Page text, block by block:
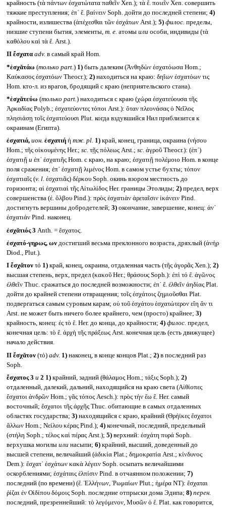
крайность (τὰ πάντων ἐσχατώτατα παθεῖν Xen.); τὰ ἔ. ποιεῖν Xen. совершить
тяжкие преступления; ἐπ᾽ ἔ. βαίνειν Soph. дойти до последней степени; 4)
крайности, излишества (ἀπέχεσθαι τῶν ἐσχάτων Arst.); 5) филос. пределы,
низшие ступени бытия, элементы, т. е. атомы или особи, индивиды (τὰ
καθόλου καὶ τὰ ἔ. Arst.).
II ἔσχατα adv. в самый край Hom.
*ἐσχᾰτάω (только part. ) 1)быть далеким (Ἀνθηδὼν ἐσχατόωσα Hom.;
Καύκασος ἐσχατόων Theocr.); 2)находиться на краю: δηΐων ἐσχατόων τις
Hom. кто-л. из врагов, бродящий с краю (неприятельского стана).
*ἐσχᾰτεύω (только part.) находиться с краю (χώρα ἐσχατεύουσα τῆς
Ἀρκαδίας Polyb.; ἐσχατεύοντες τόποι Arst.): ὅταν πλεονάσας ὁ Νεῖλος
πλησιάσῃ τοῖς ἐσχατεύουσι Plut. когда вздувшийся Нил приблизится к
окраинам (Египта).
ἐσχατιά, ион. ἐσχατιή ἡ тж. pl. 1)край, конец, граница, окраина (νήσου
Hom.; τῆς οἰκουμένης Her.; sc. τῇς πόλεως Arst.; sc. ἀγροῦ Theocr.): (ἐπ᾽)
ἐσχατιῇ и ἐπ᾽ ἐσχατιῆς Hom. с краю, на краю; ἐσχατιῇ πολέμοιο Hom. в конце
поля сражения; ἐπ᾽ ἐσχατιῇ λιμένος Hom. в самом устье бухты; τόπον
ἐσχατιαῖς (v. l. ἐσχατιᾶς) δέρκου Soph. окинь взором местность до
горизонта; αἱ ἐσχατιαὶ τῆς Αἰτωλίδος Her. границы Этолиды; 2)предел, верх
совершенства (ἐ. ὄλβου Pind.): πρὸς ἐσχατιὰν ἀρεταῖσιν ἱκάνειν Pind.
достигнуть вершины добродетелей; 3)окончание, завершение, конец: ἀν᾽
ἐσχατιάν Pind. наконец.
ἐσχᾰτιός 3 Anth. = ἔσχατος.
ἐσχατό-γηρως, ωνдостигший весьма преклонного возраста, дряхлый (ἀνήρ
Diod., Plut.).
I ἔσχᾰτον τό 1)край, конец, окраина, отдаленная часть (τῆς ἀγορᾶς Xen.); 2)
высшая степень, верх, предел (κακοῦ Her.; θράσους Soph.): ἐπὶ τό ἔ. ἀγῶνος
ἐλθεῖν Thuc. сражаться до последней возможности; ἐπ᾽ ἔ. ἐλθεῖν ἀηδίας Plat.
дойти до крайней степени отвращения; τοῖς ἐσχάτοις ζημιοῦσθαι Plat.
подвергаться самым суровым карам; οὐ τοῦ ἐσχάτου ἐσχατώτερον εἴη ἄν τι
Arst. не может быть ничего более крайнего, чем (просто) крайнее; 3)
крайность, конец: ἐς τὸ ἔ. Her. до конца, до крайности; 4) филос. предел,
конечная цель: τὸ ἔ. ἀρχὴ τῆς πράξεως Arst. конечная цель (есть движущее)
начало действия.
II ἔσχᾰτον (τό) adv. 1)наконец, в конце концов Plat.; 2)в последний раз
Soph.
ἔσχατος 3 и 2 1)крайний, задний (θάλαμος Hom.; τάξις Soph.); 2)
отдаленный, далекий, дальний, находящийся на краю света (Αἰθίοπες
ἔσχατοι ἀνδρῶν Hom.; γᾶς τόπος Aesch.): πρὸς τὴν ἕω ἔ. Her. самый
восточный; ἔσχατοι τῆς ἀρχῆς Thuc. обитающие в самых отдаленных
областях государства; 3)находящийся с краю, крайний (Θρήϊκες ἔσχατοι
ἄλλων Hom.; Νείλου κέρας Pind.); 4)конечный, последний, предельный
(στήλη Soph.; τέλος καὶ πέρας Arst.); 5)верхний: ἐσχάτη πυρά Soph.
верхушка могилы или насыпи; 6)крайний, высший, доведенный до
высшей степени, величайший (ἀδικία Plat.; δημοκρατία Arst.; κίνδυνος
Dem.): ἔσχατ᾽ ἐσχάτων κακὰ λέγειν Soph. осыпать величайшими
оскорблениями; ἐσχάταις ἐλπίσιν Pind. в отчаянном положении; 7)
последний (по времени) (ἔ. Ἑλλήνων, Ῥωμαίων Plut.; ἡμέρα NT): ἔσχαται
ῥίζαι ἐν Οἰδίπου δόμοις Soph. последние отпрыски дома Эдипа; 8) перен.
последний, презреннейший: τὸ λεγόμενον, Μυσῶν ὁ ἔ. Plat. как говорится,